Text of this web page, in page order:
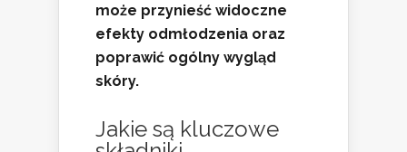
może przynieść widoczne
efekty odmłodzenia oraz
poprawić ogólny wygląd
skóry.
Jakie są kluczowe